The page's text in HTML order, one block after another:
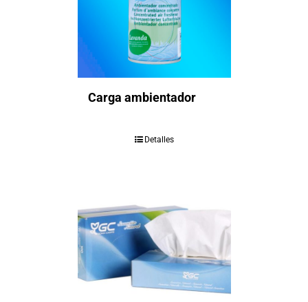
Carga ambientador
Detalles